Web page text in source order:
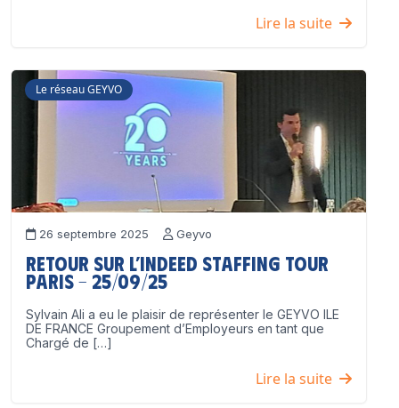
Lire la suite
Le réseau GEYVO
26 septembre 2025 Geyvo
Retour sur l’Indeed Staffing Tour
Paris – 25/09/25
Sylvain Ali a eu le plaisir de représenter le GEYVO ILE
DE FRANCE Groupement d’Employeurs en tant que
Chargé de […]
Lire la suite